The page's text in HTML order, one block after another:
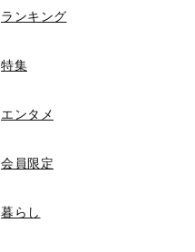
ランキング
特集
エンタメ
会員限定
暮らし